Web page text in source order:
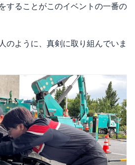
することがこのイベントの一番の
のように、真剣に取り組んでいま